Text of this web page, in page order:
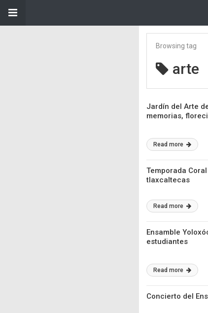
Browsing tag
arte
Jardín del Arte
memorias,
Read more
Temporada
tlaxcaltecas
Read more
Ensamble
estudiantes
Read more
Concierto del